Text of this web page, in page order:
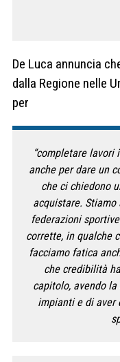
De Luca annuncia
dalla Regione nelle
per
“completare
anche per dare un
che ci chiedono
acquistare.
federazioni
corrette, in qualche
facciamo fatica
che credibilità
capitolo, avendo
impianti e di aver